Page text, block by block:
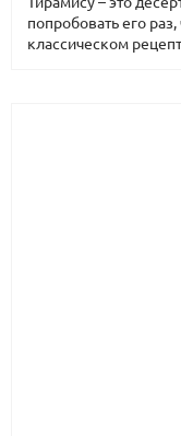
попробовать его
классическом